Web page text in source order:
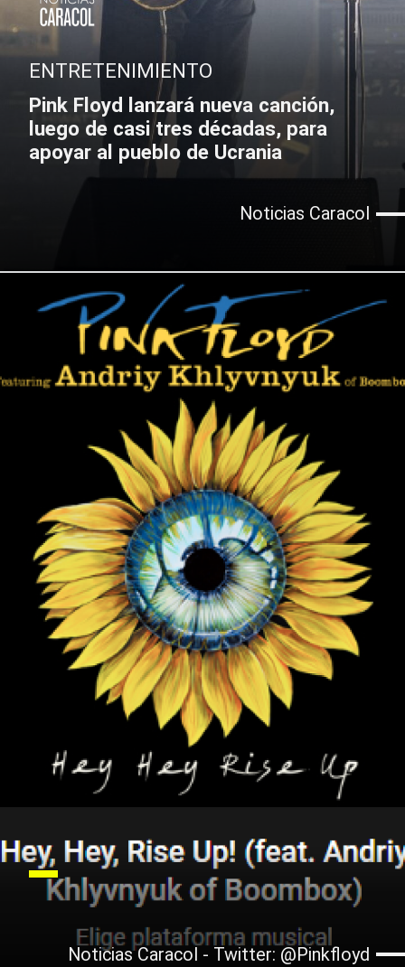
ENTRETENIMIENTO
Pink Floyd lanzará nueva canción,
luego de casi tres décadas, para
apoyar al pueblo de Ucrania
Noticias Caracol
Noticias Caracol - Twitter: @Pinkfloyd